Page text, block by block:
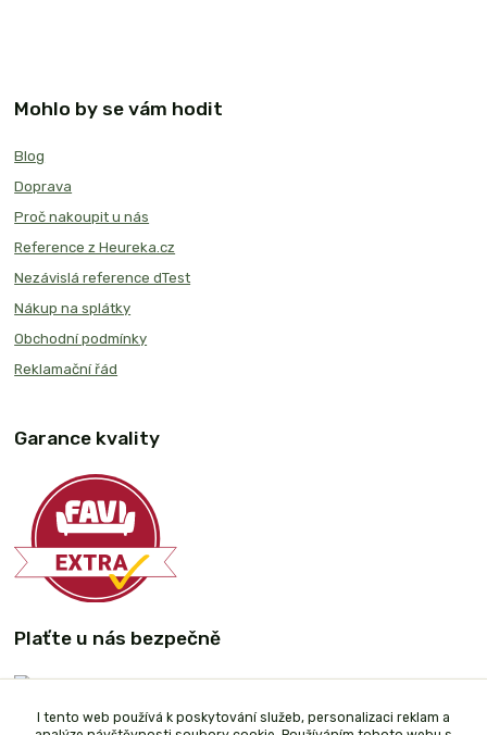
Mohlo by se vám hodit
Blog
Doprava
Proč nakoupit u nás
Reference z Heureka.cz
Nezávislá reference dTest
Nákup na splátky
Obchodní podmínky
Reklamační řád
Garance kvality
Plaťte u nás bezpečně
I tento web používá k poskytování služeb, personalizaci reklam a